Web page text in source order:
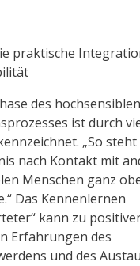
praktische
des hochsensiblen
ist durch
„So steht
nach Kontakt mit
Menschen ganz
Das Kennenlernen
kann zu
Erfahrungen des
und des